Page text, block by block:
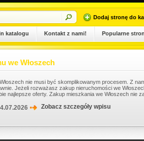
Dodaj stronę do
katalogu Kontakt z nami! Popularne
nie musi być skomplikowanym procesem. Z nami cała
rozważasz zakup nieruchomości we Włoszech,
oferty. Zakup mieszkania we Włoszech nie zaws...
Zobacz szczegóły wpisu